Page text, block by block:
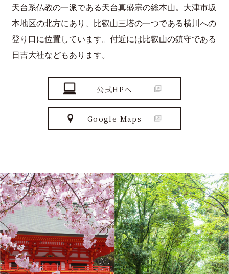
天台系仏教の一派である天台真盛宗の総本山。大津市坂
本地区の北方にあり、比叡山三塔の一つである横川への
登り口に位置しています。付近には比叡山の鎮守である
日吉大社などもあります。
公式HPへ
Google Maps